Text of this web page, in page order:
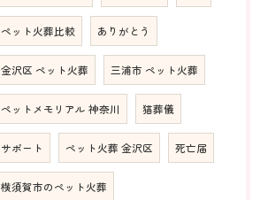
ペット火葬比較 ありがとう
金沢区 ペット火葬 三浦市 ペット火葬
ペットメモリアル 神奈川 猫葬儀
サポート ペット火葬 金沢区 死亡届
横須賀市のペット火葬